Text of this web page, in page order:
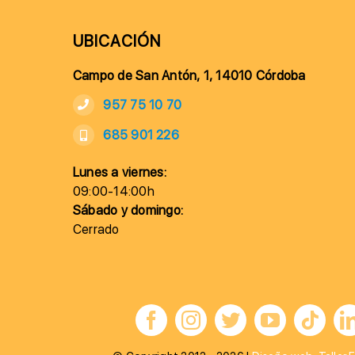
UBICACIÓN
Campo de San Antón, 1, 14010 Córdoba
957 75 10 70
685 901 226
Lunes a viernes:
09:00-14:00h
Sábado y domingo:
Cerrado